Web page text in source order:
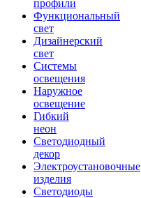
профили
Функциональный
свет
Дизайнерский
свет
Системы
освещения
Наружное
освещение
Гибкий
неон
Светодиодный
декор
Электроустановочные
изделия
Светодиоды